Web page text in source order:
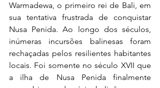
Warmadewa, o primeiro rei de Bali, em
sua tentativa frustrada de conquistar
Nusa Penida. Ao longo dos séculos,
inúmeras incursões balinesas foram
rechaçadas pelos resilientes habitantes
locais. Foi somente no século XVII que
a ilha de Nusa Penida finalmente